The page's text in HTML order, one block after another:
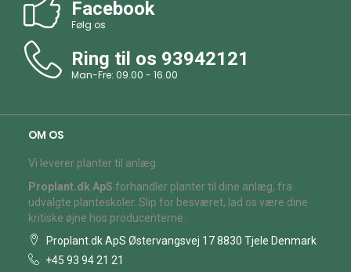
Facebook
Følg os
Ring til os 93942121
Man-Fre: 09.00 - 16.00
OM OS
Vi leverer planter til anlæg.
Proplant.dk ApS forhandler planter til dine anlæg, fra
udvalgte planteskoler. Slip for besværet, lad os være dine
kritiske øjne hos producenterne.
Proplant.dk ApS Østervangsvej 17 8830 Tjele Denmark
+45 93 94 21 21